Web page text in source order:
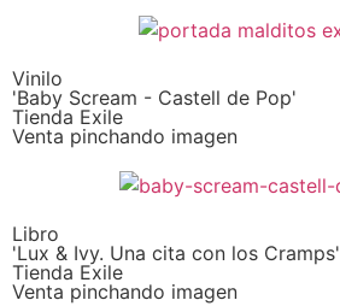
Vinilo
'Baby Scream - Castell de Pop'
Tienda Exile
Venta pinchando imagen
Libro
'Lux & Ivy. Una cita con los Cramps'
Tienda Exile
Venta pinchando imagen